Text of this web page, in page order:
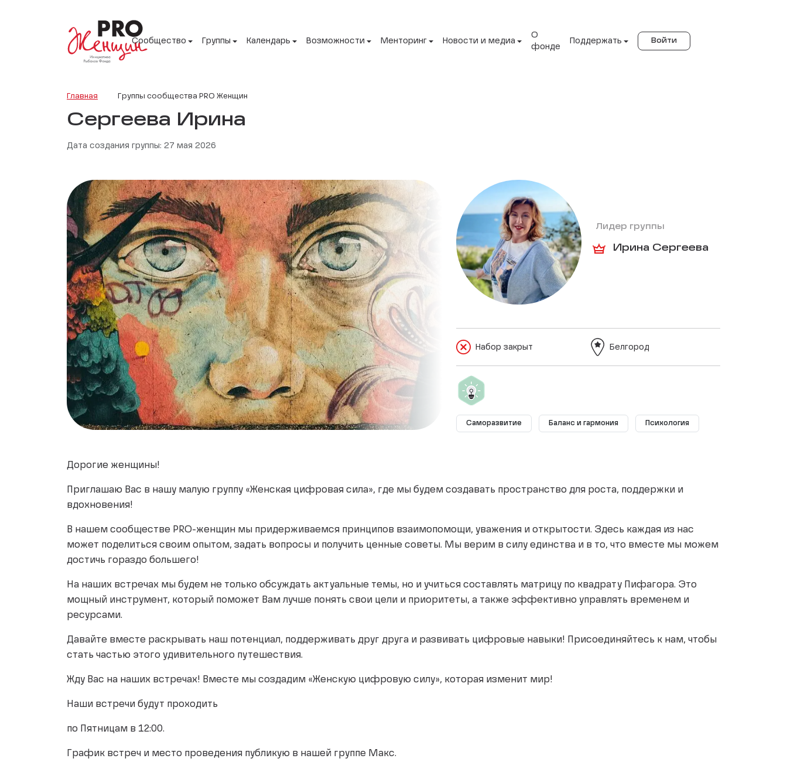
Сообщество Группы Календарь Возможности Менторинг Новости и медиа
О
фонде
Поддержать Войти
Главная Группы сообщества PRO Женщин
Сергеева Ирина
Дата создания группы: 27 мая 2026
Лидер группы
Ирина Сергеева
Набор закрыт Белгород
Саморазвитие Баланс и гармония Психология
Дорогие женщины!
Приглашаю Вас в нашу малую группу «Женская цифровая сила», где мы будем создавать пространство для роста, поддержки и
вдохновения!
В нашем сообществе PRO-женщин мы придерживаемся принципов взаимопомощи, уважения и открытости. Здесь каждая из нас
может поделиться своим опытом, задать вопросы и получить ценные советы. Мы верим в силу единства и в то, что вместе мы можем
достичь гораздо большего!
На наших встречах мы будем не только обсуждать актуальные темы, но и учиться составлять матрицу по квадрату Пифагора. Это
мощный инструмент, который поможет Вам лучше понять свои цели и приоритеты, а также эффективно управлять временем и
ресурсами.
Давайте вместе раскрывать наш потенциал, поддерживать друг друга и развивать цифровые навыки! Присоединяйтесь к нам, чтобы
стать частью этого удивительного путешествия.
Жду Вас на наших встречах! Вместе мы создадим «Женскую цифровую силу», которая изменит мир!
Наши встречи будут проходить
по Пятницам в 12:00.
График встреч и место проведения публикую в нашей группе Макс.